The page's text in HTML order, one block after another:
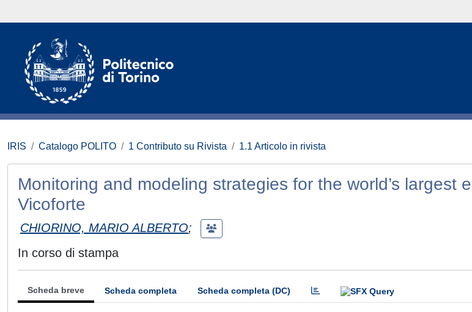
IRIS Catalogo POLITO 1 Contributo su Rivista 1.1 Articolo in rivista
Monitoring and modeling strategies for the world’s largest
Vicoforte
CHIORINO, MARIO ALBERTO;
In corso di stampa
Scheda breve Scheda completa Scheda completa (DC)